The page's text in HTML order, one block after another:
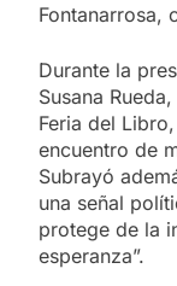
Fontanarrosa,
Durante la
Susana
Feria del
encuentro de
Subrayó
una señal
protege de la
esperanza”.